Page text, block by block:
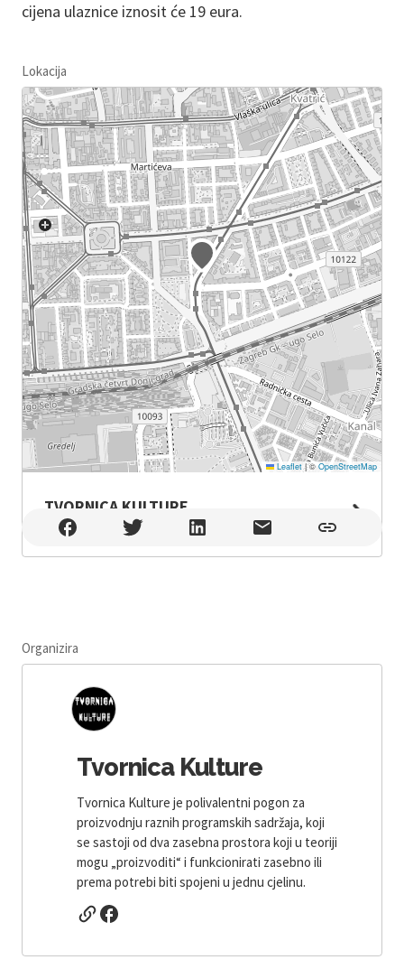
cijena ulaznice iznosit će 19 eura.
Lokacija
Leaflet |© OpenStreetMap
TVORNICA KULTURE
TVORNICA KULTURE , Zagreb
Organizira
Tvornica Kulture
Tvornica Kulture je polivalentni pogon za
proizvodnju raznih programskih sadržaja, koji
se sastoji od dva zasebna prostora koji u teoriji
mogu „proizvoditi“ i funkcionirati zasebno ili
prema potrebi biti spojeni u jednu cjelinu.